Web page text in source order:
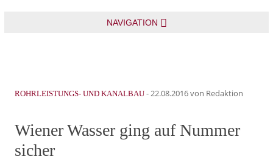
NAVIGATION
ROHRLEISTUNGS- UND KANALBAU -22.08.2016von Redaktion
Wiener Wasser ging auf Nummer
sicher